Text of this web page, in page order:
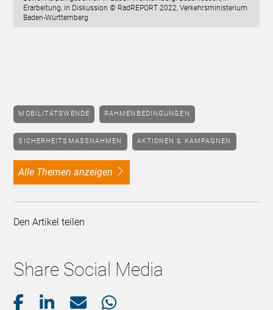
Erarbeitung, in Diskussion © RadREPORT 2022, Verkehrsministerium
Baden-Württemberg
MOBILITÄTSWENDE RAHMENBEDINGUNGEN
SICHERHEITSMASSNAHMEN AKTIONEN & KAMPAGNEN
alle Themen anzeigen
Den Artikel teilen
Share Social Media